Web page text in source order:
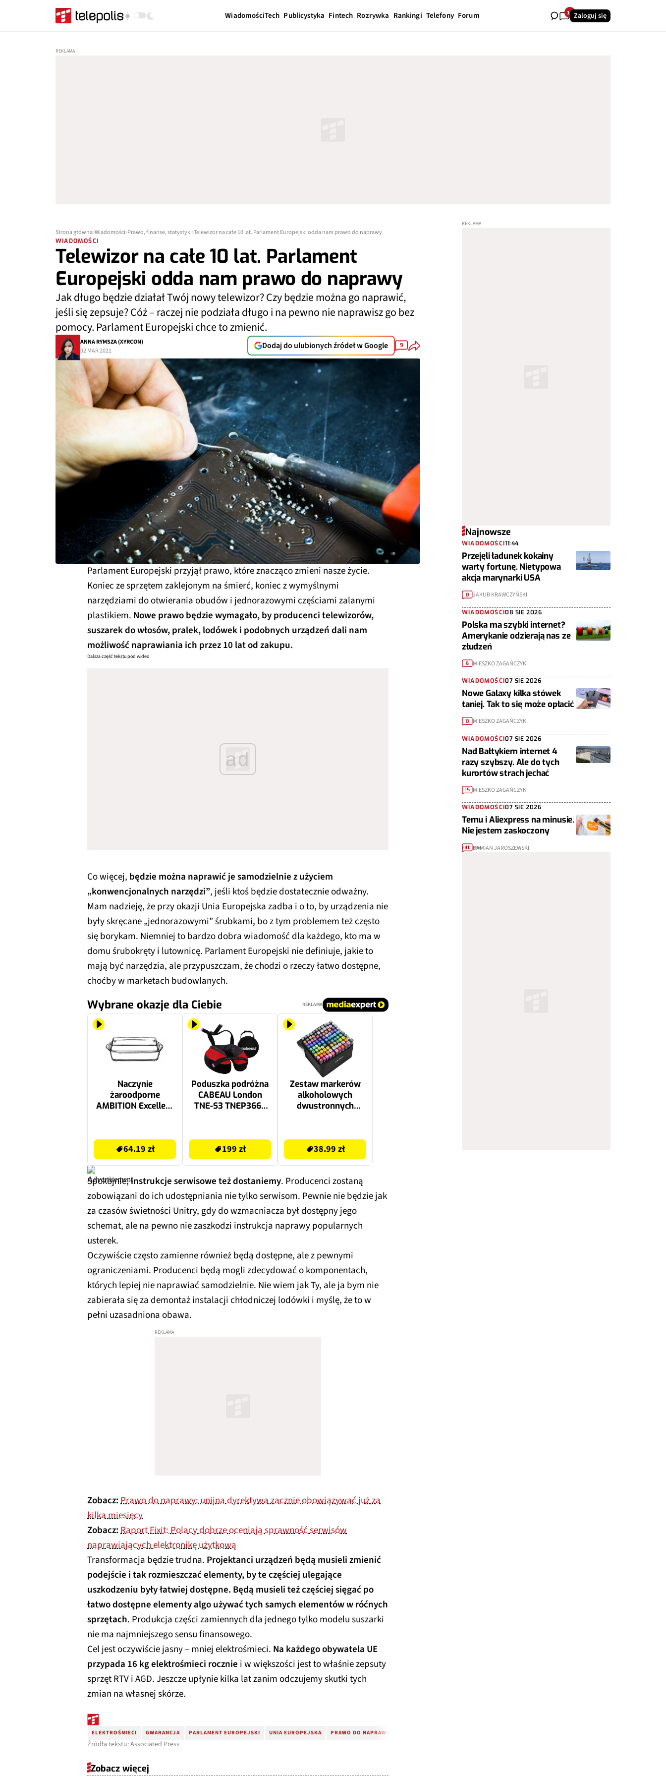
WiadomościTech Publicystyka Fintech Rozrywka Rankingi Telefony Forum 19Zaloguj się
Strona główna Wiadomości Prawo, finanse, statystyki Telewizor na całe 10 lat. Parlament Europejski odda nam prawo do naprawy
WIADOMOŚCI
Telewizor na całe 10 lat. Parlament
Europejski odda nam prawo do naprawy
Jak długo będzie działał Twój nowy telewizor? Czy będzie można go naprawić,
jeśli się zepsuje? Cóż – raczej nie podziała długo i na pewno nie naprawisz go bez
pomocy. Parlament Europejski chce to zmienić.
ANNA RYMSZA (XYRCON)
02 MAR 2021
Dodaj do ulubionych źródeł w Google 9
Parlament Europejski przyjął prawo, które znacząco zmieni nasze życie.
Koniec ze sprzętem zaklejonym na śmierć, koniec z wymyślnymi
narzędziami do otwierania obudów i jednorazowymi częściami zalanymi
plastikiem. Nowe prawo będzie wymagało, by producenci telewizorów,
suszarek do włosów, pralek, lodówek i podobnych urządzeń dali nam
możliwość naprawiania ich przez 10 lat od zakupu.
Dalsza część tekstu pod wideo
ad
Co więcej, będzie można naprawić je samodzielnie z użyciem
„konwencjonalnych narzędzi”, jeśli ktoś będzie dostatecznie odważny.
Mam nadzieję, że przy okazji Unia Europejska zadba i o to, by urządzenia nie
były skręcane „jednorazowymi” śrubkami, bo z tym problemem też często
się borykam. Niemniej to bardzo dobra wiadomość dla każdego, kto ma w
domu śrubokręty i lutownicę. Parlament Europejski nie definiuje, jakie to
mają być narzędzia, ale przypuszczam, że chodzi o rzeczy łatwo dostępne,
choćby w marketach budowlanych.
Wybrane okazje dla Ciebie REKLAMA
Naczynie
żaroodporne
AMBITION Excellent
64.19 zł
Poduszka podróżna
CABEAU London
TNE-S3 TNEP3662
199 zł
Zestaw markerów
alkoholowych
dwustronnych
38.99 zł
Spokojnie,instrukcje serwisowe też dostaniemy. Producenci zostaną
zobowiązani do ich udostępniania nie tylko serwisom. Pewnie nie będzie jak
za czasów świetności Unitry, gdy do wzmacniacza był dostępny jego
schemat, ale na pewno nie zaszkodzi instrukcja naprawy popularnych
usterek.
Oczywiście często zamienne również będą dostępne, ale z pewnymi
ograniczeniami. Producenci będą mogli zdecydować o komponentach,
których lepiej nie naprawiać samodzielnie. Nie wiem jak Ty, ale ja bym nie
zabierała się za demontaż instalacji chłodniczej lodówki i myślę, że to w
pełni uzasadniona obawa.
Zobacz:Prawo do naprawy: unijna dyrektywa zacznie obowiązywać już za
kilka miesięcy
Zobacz:Raport Fixit: Polacy dobrze oceniają sprawność serwisów
naprawiających elektronikę użytkową
Transformacja będzie trudna. Projektanci urządzeń będą musieli zmienić
podejście i tak rozmieszczać elementy, by te częściej ulegające
uszkodzeniu były łatwiej dostępne. Będą musieli też częściej sięgać po
łatwo dostępne elementy algo używać tych samych elementów w róćnych
sprzętach. Produkcja części zamiennych dla jednego tylko modelu suszarki
nie ma najmniejszego sensu finansowego.
Cel jest oczywiście jasny – mniej elektrośmieci. Na każdego obywatela UE
przypada 16 kg elektrośmieci rocznie i w większości jest to właśnie zepsuty
sprzęt RTV i AGD. Jeszcze upłynie kilka lat zanim odczujemy skutki tych
zmian na własnej skórze.
ELEKTROŚMIECI GWARANCJA PARLAMENT EUROPEJSKI UNIA EUROPEJSKA PRAWO DO NAPRAWY
Źródła tekstu: Associated Press
Zobacz więcej
Najnowsze
WIADOMOŚCI11:44
Przejęli ładunek kokainy
warty fortunę. Nietypowa
akcja marynarki USA
0 JAKUB KRAWCZYŃSKI
WIADOMOŚCI08 SIE 2026
Polska ma szybki internet?
Amerykanie odzierają nas ze
złudzeń
6 MIESZKO ZAGAŃCZYK
WIADOMOŚCI07 SIE 2026
Nowe Galaxy kilka stówek
taniej. Tak to się może opłacić
0 MIESZKO ZAGAŃCZYK
WIADOMOŚCI07 SIE 2026
Nad Bałtykiem internet 4
razy szybszy. Ale do tych
kurortów strach jechać
15 MIESZKO ZAGAŃCZYK
WIADOMOŚCI07 SIE 2026
Temu i Aliexpress na minusie.
Nie jestem zaskoczony
11 DAMIAN JAROSZEWSKI